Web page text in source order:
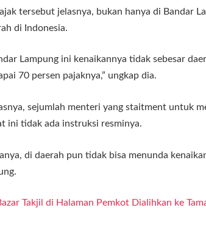
tersebut jelasnya, bukan hanya di Bandar
di Indonesia.
Lampung ini kenaikannya tidak sebesar
70 persen pajaknya,” ungkap dia.
sejumlah menteri yang staitment untuk
ini tidak ada instruksi resminya.
di daerah pun tidak bisa menunda
Takjil di Halaman Pemkot Dialihkan ke